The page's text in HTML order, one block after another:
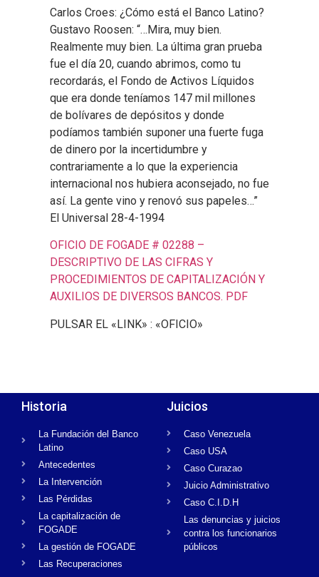
Carlos Croes: ¿Cómo está el Banco Latino?
Gustavo Roosen: “…Mira, muy bien.
Realmente muy bien. La última gran prueba
fue el día 20, cuando abrimos, como tu
recordarás, el Fondo de Activos Líquidos
que era donde teníamos 147 mil millones
de bolívares de depósitos y donde
podíamos también suponer una fuerte fuga
de dinero por la incertidumbre y
contrariamente a lo que la experiencia
internacional nos hubiera aconsejado, no fue
así. La gente vino y renovó sus papeles…”
El Universal 28-4-1994
OFICIO DE FOGADE # 02288 –
DESCRIPTIVO DE LAS CIFRAS Y
PROCEDIMIENTOS DE CAPITALIZACIÓN Y
AUXILIOS DE DIVERSOS BANCOS. PDF
PULSAR EL «LINK» : «OFICIO»
Historia
La Fundación del Banco
Latino
Antecedentes
La Intervención
Las Pérdidas
La capitalización de
FOGADE
La gestión de FOGADE
Las Recuperaciones
Juicios
Caso Venezuela
Caso USA
Caso Curazao
Juicio Administrativo
Caso C.I.D.H
Las denuncias y juicios
contra los funcionarios
públicos